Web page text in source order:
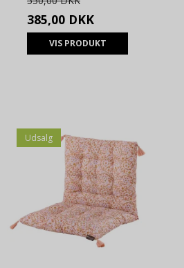
385,00 DKK
VIS PRODUKT
Udsalg